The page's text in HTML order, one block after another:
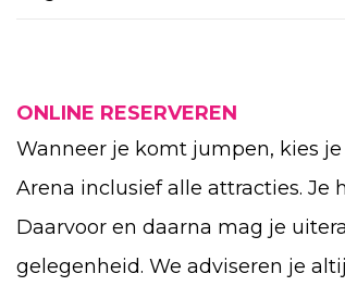
ONLINE RESERVEREN
Wanneer je komt jumpen, kies
Arena inclusief alle attracties. Je
Daarvoor en daarna mag je
gelegenheid. We adviseren je